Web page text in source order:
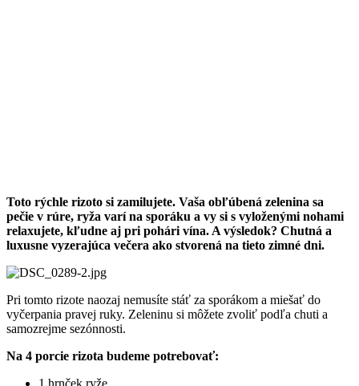
Toto rýchle rizoto si zamilujete. Vaša obľúbená zelenina sa
pečie v rúre, ryža varí na sporáku a vy si s vyloženými nohami
relaxujete, kľudne aj pri pohári vína. A výsledok? Chutná a
luxusne vyzerajúca večera ako stvorená na tieto zimné dni.
Pri tomto rizote naozaj nemusíte stáť za sporákom a miešať do
vyčerpania pravej ruky. Zeleninu si môžete zvoliť podľa chuti a
samozrejme sezónnosti.
Na 4 porcie rizota budeme potrebovať:
1 hrnček ryže